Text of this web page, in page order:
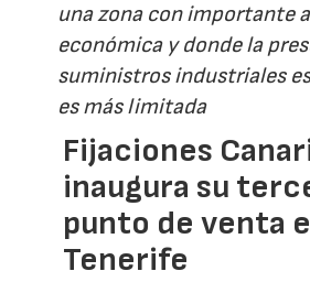
una zona con importante
económica y donde la
suministros industriales
es más limitada
Fijaciones
inaugura su
punto de venta
Tenerife